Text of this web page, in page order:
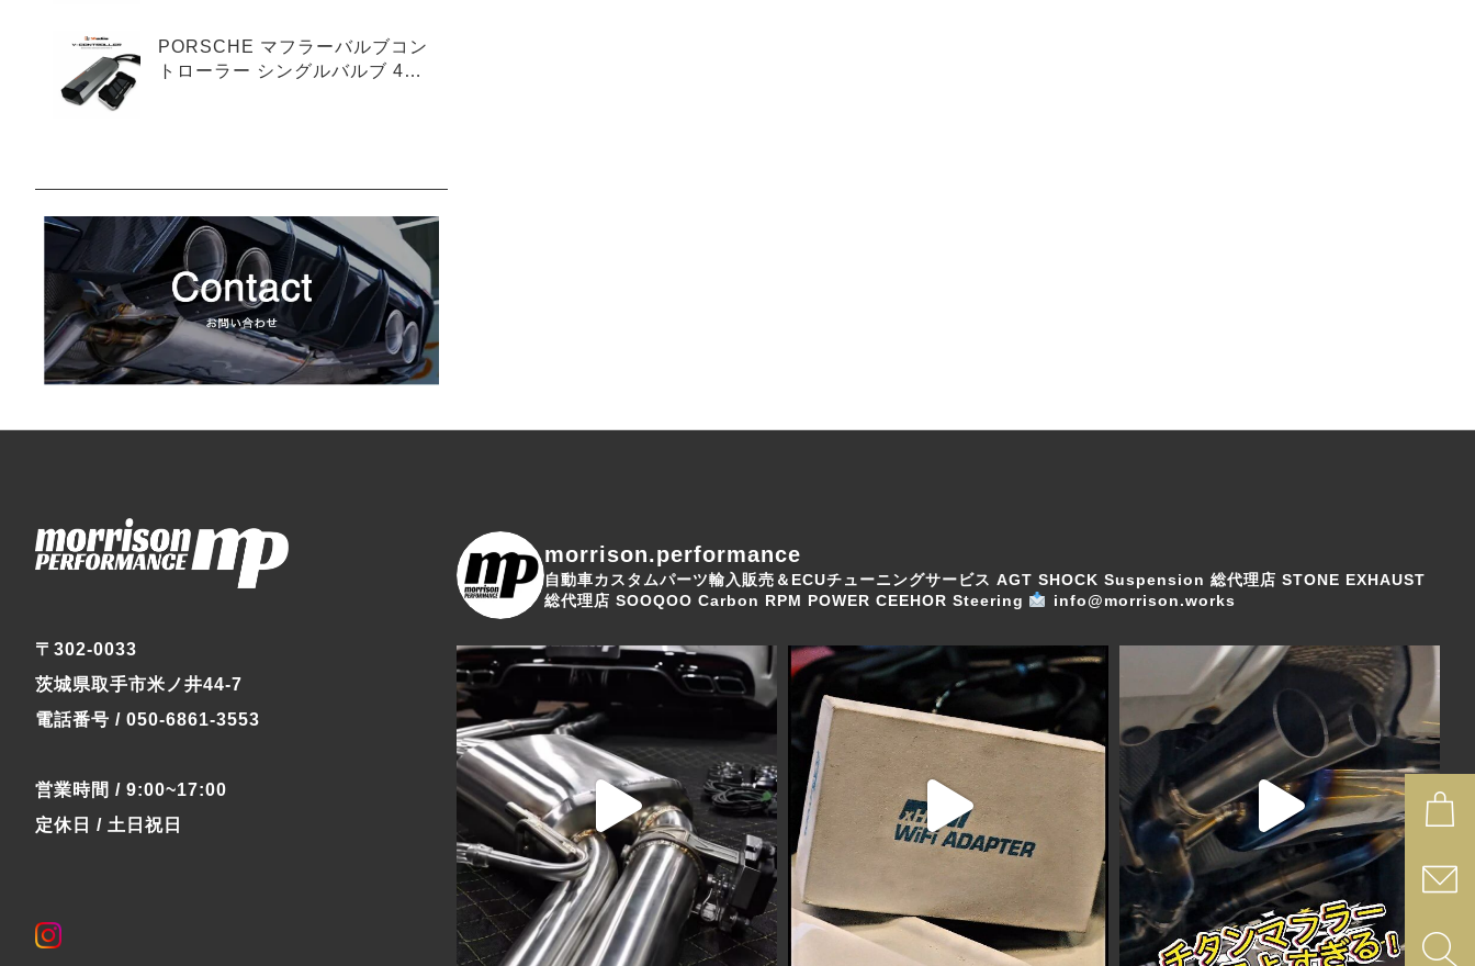
PORSCHE マフラーバルブコン
トローラー シングルバルブ 4ピ
〒302-0033
茨城県取手市米ノ井44-7
電話番号 / 050-6861-3553
営業時間 / 9:00~17:00
定休日 / 土日祝日
morrison.performance
自動車カスタムパーツ輸入販売＆ECUチューニングサービス AGT SHOCK Suspension 総代理店 STONE EXHAUST
総代理店 SOOQOO Carbon RPM POWER CEEHOR Steering info@morrison.works